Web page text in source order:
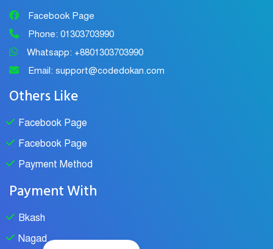
Facebook Page
Phone: 01303703990
Whatsapp: +8801303703990
Email: support@codedokan.com
Others Like
Facebook Page
Facebook Page
Payment Method
Payment With
Bkash
Nagad